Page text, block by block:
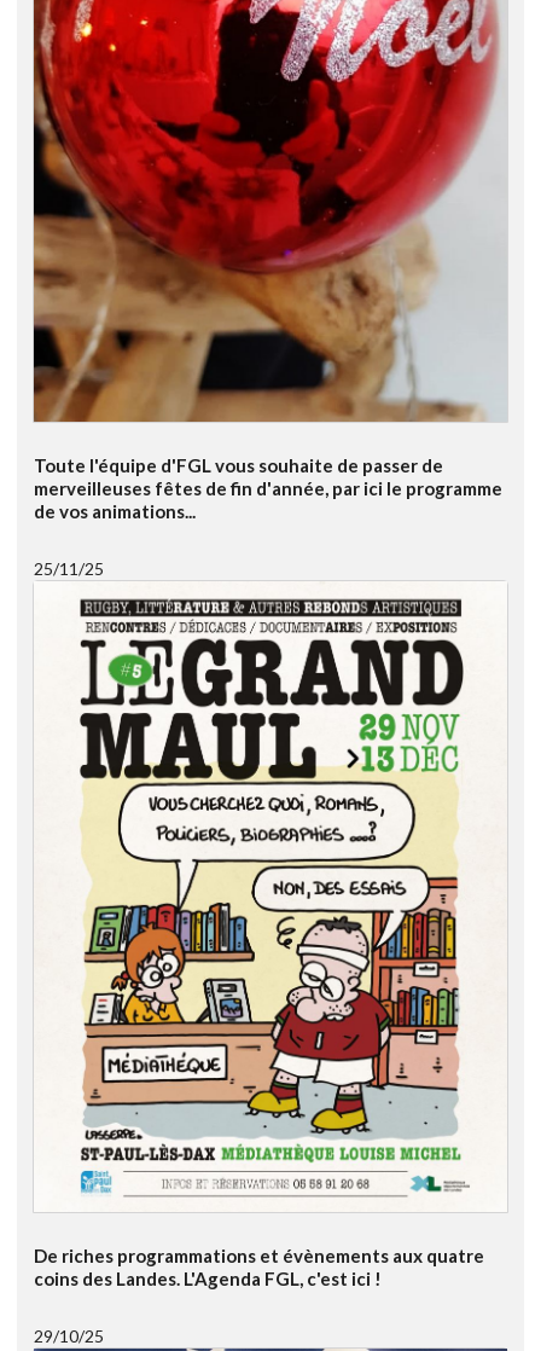
Toute l'équipe d'FGL vous souhaite de passer de
merveilleuses fêtes de fin d'année, par ici le programme
de vos animations...
25/11/25
De riches programmations et évènements aux quatre
coins des Landes. L'Agenda FGL, c'est ici !
29/10/25